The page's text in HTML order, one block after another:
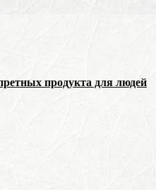
продукта для людей